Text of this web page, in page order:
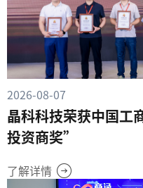
2026-08-07
晶科科技荣获中国工
投资商奖”
了解详情